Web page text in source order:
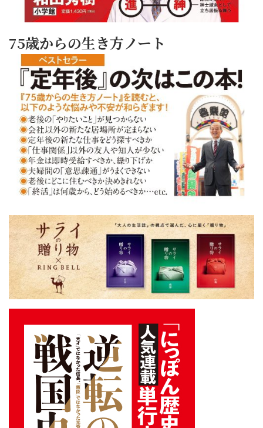
75歳からの生き方ノート